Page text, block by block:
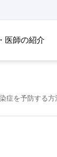
医師の紹介
症を予防する方